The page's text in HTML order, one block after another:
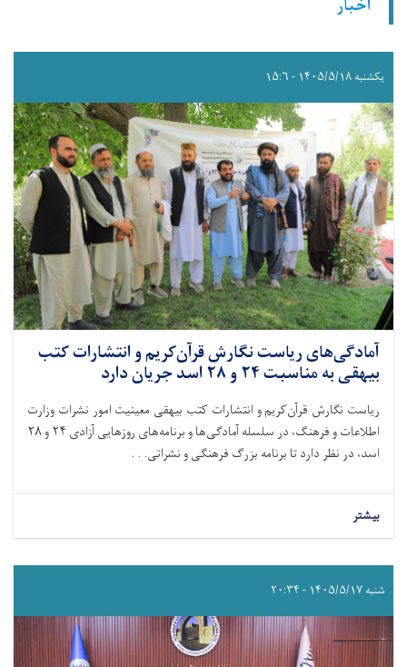
اخبار
یکشنبه ۱۴۰۵/۵/۱۸ - ۱۵:۶
آمادگی‌های ریاست نگارش قرآن‌کریم و انتشارات کتب
بیهقی به مناسبت ۲۴ و ۲۸ اسد جریان دارد
ریاست نگارش قرآن‌کریم و انتشارات کتب بیهقی معینیت امور نشرات وزارت
اطلاعات و فرهنگ، در سلسله آمادگی‌ها و برنامه‌های روزهایی آزادی ۲۴ و ۲۸
اسد، در نظر دارد تا برنامه بزرگ فرهنگی و نشراتی. . .
بیشتر
شنبه ۱۴۰۵/۵/۱۷ - ۲۰:۳۴